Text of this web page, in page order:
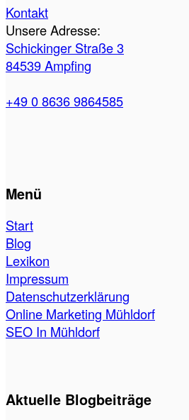
Kontakt
Unsere Adresse:
Schickinger Straße 3
84539 Ampfing
+49 0 8636 9864585
Menü
Start
Blog
Lexikon
Impressum
Datenschutzerklärung
Online Marketing Mühldorf
SEO In Mühldorf
Aktuelle Blogbeiträge